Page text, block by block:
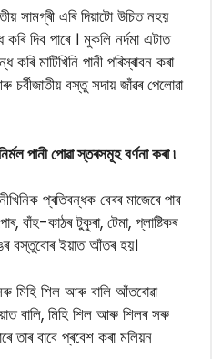
সামগ্ৰী এৰি দিয়াটো উচিত নহয়
দিব পাৰে । মুকলি নৰ্দমা এটাত
কৰি মাটিখিনি পানী পৰিস্ৰাবন কৰা
বস্তু সদায় জাঁৱৰ পেলোৱা
পানী পোৱা স্তৰসমূহ বৰ্ণনা কৰা ৷
প্ৰতিবন্ধক বেৰৰ মাজেৰে পাৰ
বাঁহ-কাঠৰ টুকুৰা, টেমা, প্লাষ্টিকৰ
বস্তুবোৰ ইয়াত আঁতৰ হয়।
মিহি শিল আৰু বালি আঁতৰোৱা
বালি, মিহি শিল আৰু শিলৰ সৰু
তাৰ বাবে প্ৰবেশ কৰা মলিয়ন